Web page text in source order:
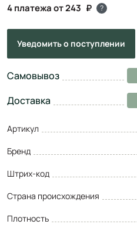
4 платежа от 243 ?
Уведомитьо поступлении
Самовывоз
Доставка
Артикул
Бренд
Штрих-код
Страна происхождения
Плотность